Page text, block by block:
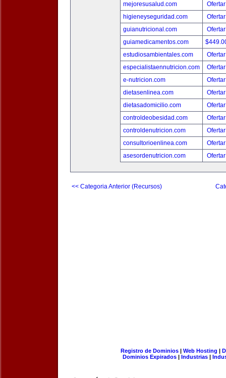
mejoresusalud.com
higieneyseguridad.com
guianutricional.com
guiamedicamentos.com
estudiosambientales.com
especialistaennutricion.com
e-nutricion.com
dietasenlinea.com
dietasadomicilio.com
controldeobesidad.com
controldenutricion.com
consultorioenlinea.com
asesordenutricion.com
<< Categoria Anterior (Recursos)
Registro de Dominios| Web Hosting |
Dominios Expirados | Industrias |